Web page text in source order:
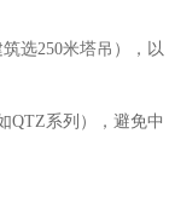
选250米塔吊），以
QTZ系列），避免中